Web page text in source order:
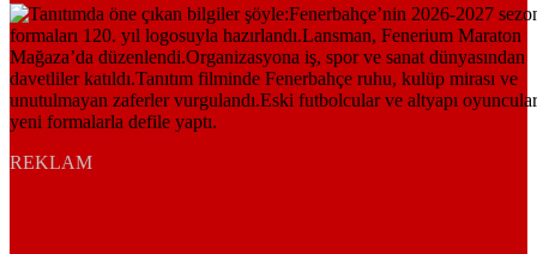
REKLAM